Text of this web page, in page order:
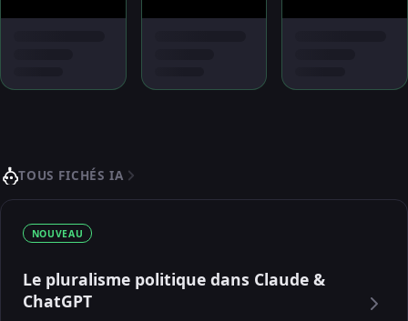
TOUS FICHÉS IA
NOUVEAU
Le pluralisme politique dans Claude &
ChatGPT